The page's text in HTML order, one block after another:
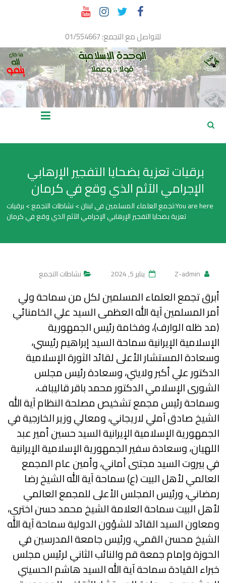
للتواصل مع التجمع: 01/554667
تجمع
العلماء
المسلمين
في
لبنان
برقيات تعزية بضحايا التفجير الإرهابي
الإجرامي الآثم الذي وقع في كرمان
You are here:تجمع العلماء المسلمين في لبنان>نشاطات التجمع>برقيات
تعزية بضحايا التفجير الإرهابي الإجرامي الآثم الذي وقع في كرمان
Z-admin يناير 5, 2024 نشاطات التجمع
أبرق تجمع العلماء المسلمين لكل من سماحة ولي
أمر المسلمين آية الله العظمى السيد علي الخامنائي
(مد ظله الوارف)، وفخامة رئيس الجمهورية
الإسلامية الإيرانية سماحة السيد إبراهيم رئيسي،
وسعادة المستشار الأعلى لقائد الثورة الإسلامية
الدكتور علي أكبر ولايتي، وسعادة رئيس مجلس
الشورى الإسلامي الدكتور محمد باقر قاليباف،
وسماحة رئيس مجمع تشخيص مصلحة النظام آية الله
الشيخ صادق آملي لاريجاني، ومعالي وزير الخارجية في
الجمهورية الإسلامية الإيرانية السيد حسين أمير عبد
اللهيان، وسعادة سفيرالجمهورية الإسلامية الإيرانية
في بيروت السيد مجتبى أماني، وأمين عام المجمع
العالمي لأهل البيت (ع) سماحة آية الله الشيخ رضا
رمضاني، ورئيس المجلس الأعلى للمجمع العالمي
لأهل البيت سماحة العلامة الشيخ محمد حسن اختري،
ومعاون السيد القائد للشؤون الدولية سماحة آية الله
الشيخ محسن القمي، ورئيس جامعة المدرسين في
الحوزة وإمام جمعة قم والنائب الثاني لرئيس مجلس
خبراء القيادة سماحة آية الله السيد هاشم الحسيني